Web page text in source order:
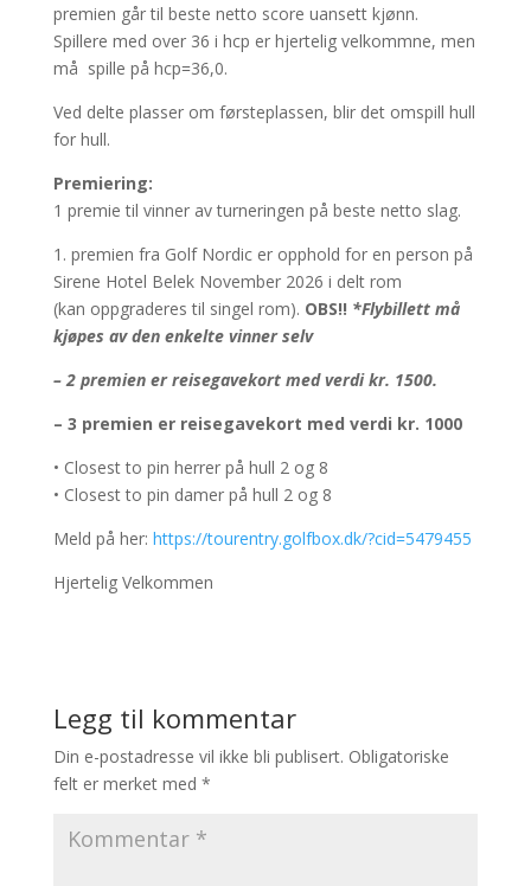
premien går til beste netto score uansett kjønn.
Spillere med over 36 i hcp er hjertelig velkommne, men
må spille på hcp=36,0.
Ved delte plasser om førsteplassen, blir det omspill hull
for hull.
Premiering:
1 premie til vinner av turneringen på beste netto slag.
1. premien fra Golf Nordic er opphold for en person på
Sirene Hotel Belek November 2026 i delt rom
(kan oppgraderes til singel rom). OBS!! *Flybillett må
kjøpes av den enkelte vinner selv
– 2 premien er reisegavekort med verdi kr. 1500.
– 3 premien er reisegavekort med verdi kr. 1000
• Closest to pin herrer på hull 2 og 8
• Closest to pin damer på hull 2 og 8
Meld på her: https://tourentry.golfbox.dk/?cid=5479455
Hjertelig Velkommen
Legg til kommentar
Din e-postadresse vil ikke bli publisert. Obligatoriske
felt er merket med *